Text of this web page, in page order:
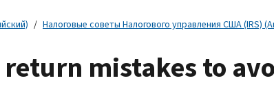
Налоговые советы Налогового управления США (IRS)
mistakes to